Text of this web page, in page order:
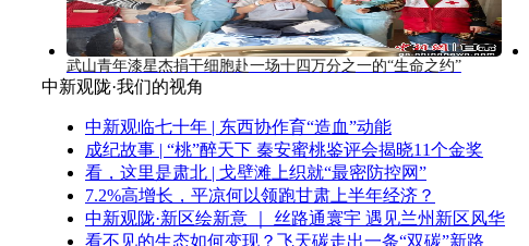
武山青年漆星杰捐干细胞赴一场十四万分之一的“生命之约”
中新观陇·我们的视角
中新观临七十年 | 东西协作育“造血”动能
成纪故事 | “桃”醉天下 秦安蜜桃鉴评会揭晓11个金奖
看，这里是肃北 | 戈壁滩上织就“最密防控网”
7.2%高增长，平凉何以领跑甘肃上半年经济？
中新观陇·新区绘新意 ｜ 丝路通寰宇 遇见兰州新区风华
看不见的生态如何变现？飞天碳走出一条“双碳”新路